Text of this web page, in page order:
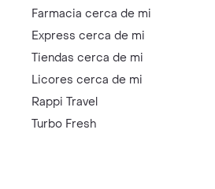
Farmacia cerca de mi
Express cerca de mi
Tiendas cerca de mi
Licores cerca de mi
Rappi Travel
Turbo Fresh